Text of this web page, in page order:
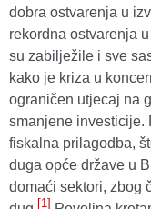
dobra ostvarenja u
rekordna ostvarenja
su zabilježile i sve
kako je kriza u
ograničen utjecaj na
smanjene investicije.
fiskalna prilagodba,
duga opće države u
domaći sektori, zbog
[1]